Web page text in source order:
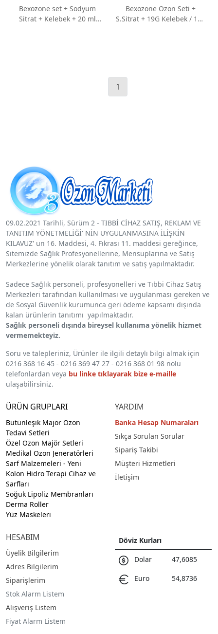
Bexozone set + Sodyum
Sitrat + Kelebek + 20 ml
Bexozone Ozon Seti +
S.Sitrat + 19G Kelebek / 100
1
09.02.2021 Tarihli, Sürüm 2 - TIBBİ CİHAZ SATIŞ, REKLAM VE
TANITIM YÖNETMELİĞİ' NİN UYGULANMASINA İLİŞKİN
KILAVUZ' un 16. Maddesi, 4. Fıkrası 11. maddesi gereğince,
Sitemizde Sağlık Profesyonellerine, Mensuplarına ve Satış
Merkezlerine yönelik olarak tanıtım ve satış yapılmaktadır.
Sadece Sağlık personeli, profesyonelleri ve Tıbbi Cihaz Satış
Merkezleri tarafından kullanılması ve uygulanması gereken ve
de Sosyal Güvenlik kurumunca geri ödeme kapsamı dışında
kalan ürünlerin tanıtımı yapılmaktadır.
Sağlık personeli dışında bireysel kullanıma yönelik hizmet
vermemekteyiz.
Soru ve talepleriniz, Ürünler ile ilgili detaylı bilgi almak için
0216 368 16 45 - 0216 369 47 27 - 0216 368 01 98 nolu
telefonlardan veya bu linke tıklayarak bize e-maille
ulaşabilirsiniz.
ÜRÜN GRUPLARI
Bütünleşik Majör Ozon
Tedavi Setleri
Özel Ozon Majör Setleri
Medikal Ozon Jeneratörleri
Sarf Malzemeleri - Yeni
Kolon Hidro Terapi Cihaz ve
Sarfları
Soğuk Lipoliz Membranları
Derma Roller
Yüz Maskeleri
YARDIM
Banka Hesap Numaraları
Sıkça Sorulan Sorular
Sipariş Takibi
Müşteri Hizmetleri
İletişim
HESABIM
Üyelik Bilgilerim
Adres Bilgilerim
Siparişlerim
Stok Alarm Listem
Alışveriş Listem
Fiyat Alarm Listem
Döviz Kurları
Dolar 47,6085
Euro 54,8736